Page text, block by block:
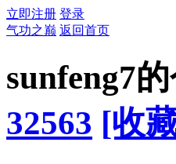
立即注册 登录
气功之巅 返回首页
sunfeng7
32563 [收